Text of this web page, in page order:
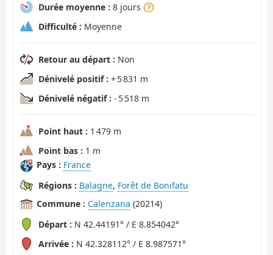
Durée moyenne : 8 jours
Difficulté : Moyenne
Retour au départ : Non
Dénivelé positif : + 5 831 m
Dénivelé négatif : - 5 518 m
Point haut : 1 479 m
Point bas : 1 m
Pays : France
Régions : Balagne, Forêt de Bonifatu
Commune : Calenzana (20214)
Départ : N 42.44191° / E 8.854042°
Arrivée : N 42.328112° / E 8.987571°